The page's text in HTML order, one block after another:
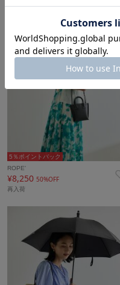
5％ポイントバック
ROPE'
¥8,250 50%OFF
再入荷